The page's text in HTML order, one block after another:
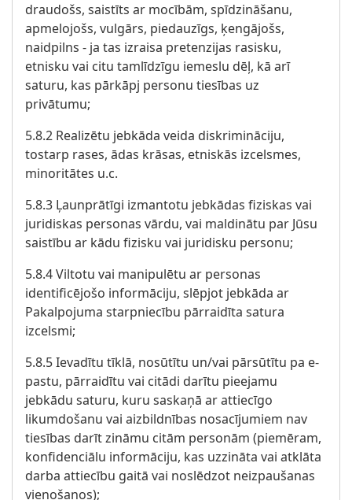
draudošs, saistīts ar mocībām, spīdzināšanu,
apmelojošs, vulgārs, piedauzīgs, ķengājošs,
naidpilns - ja tas izraisa pretenzijas rasisku,
etnisku vai citu tamlīdzīgu iemeslu dēļ, kā arī
saturu, kas pārkāpj personu tiesības uz
privātumu;
5.8.2 Realizētu jebkāda veida diskrimināciju,
tostarp rases, ādas krāsas, etniskās izcelsmes,
minoritātes u.c.
5.8.3 Ļaunprātīgi izmantotu jebkādas fiziskas vai
juridiskas personas vārdu, vai maldinātu par Jūsu
saistību ar kādu fizisku vai juridisku personu;
5.8.4 Viltotu vai manipulētu ar personas
identificējošo informāciju, slēpjot jebkāda ar
Pakalpojuma starpniecību pārraidīta satura
izcelsmi;
5.8.5 Ievadītu tīklā, nosūtītu un/vai pārsūtītu pa e-
pastu, pārraidītu vai citādi darītu pieejamu
jebkādu saturu, kuru saskaņā ar attiecīgo
likumdošanu vai aizbildnības nosacījumiem nav
tiesības darīt zināmu citām personām (piemēram,
konfidenciālu informāciju, kas uzzināta vai atklāta
darba attiecību gaitā vai noslēdzot neizpaušanas
vienošanos);